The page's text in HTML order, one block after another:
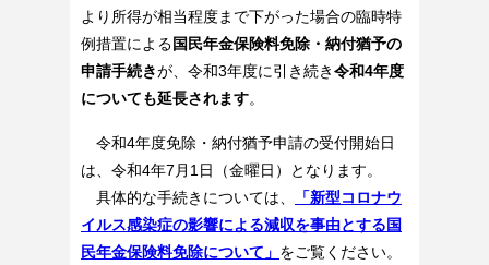
より所得が相当程度まで下がった場合の臨時特
例措置による国民年金保険料免除・納付猶予の
申請手続きが、令和3年度に引き続き令和4年度
についても延長されます。
令和4年度免除・納付猶予申請の受付開始日
は、令和4年7月1日（金曜日）となります。
具体的な手続きについては、
「新型コロナウ
イルス感染症の影響による減収を事由とする国
民年金保険料免除について」 をご覧ください。